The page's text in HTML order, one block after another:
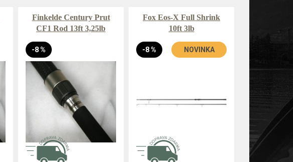
Finkelde Century Prut
CF1 Rod 13ft 3,25lb
-8 %
Fox Eos-X Full Shrink
10ft 3lb
-8 % NOVINKA